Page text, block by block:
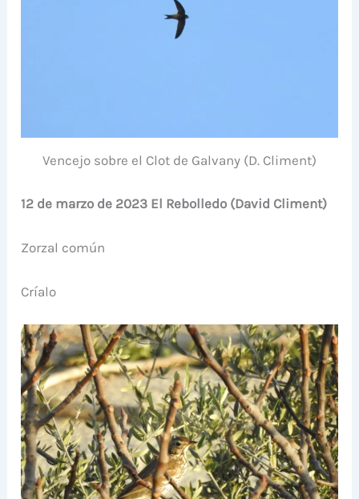
Vencejo sobre el Clot de Galvany (D. Climent)
12 de marzo de 2023 El Rebolledo (David Climent)
Zorzal común
Críalo